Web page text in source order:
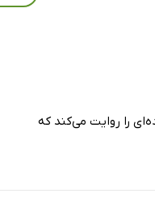
را روایت می‌کند که